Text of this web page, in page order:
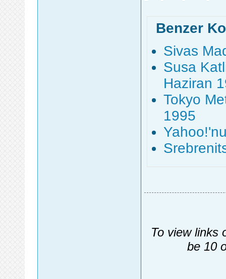
Benzer
Sivas
Susa
Haziran
Tokyo
1995
To view links
be 10